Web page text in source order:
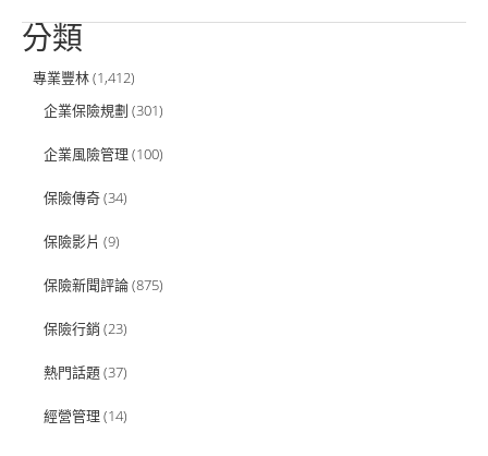
分類
專業豐林(1,412)
企業保險規劃 (301)
企業風險管理 (100)
保險傳奇(34)
保險影片 (9)
保險新聞評論(875)
保險行銷 (23)
熱門話題(37)
經營管理 (14)